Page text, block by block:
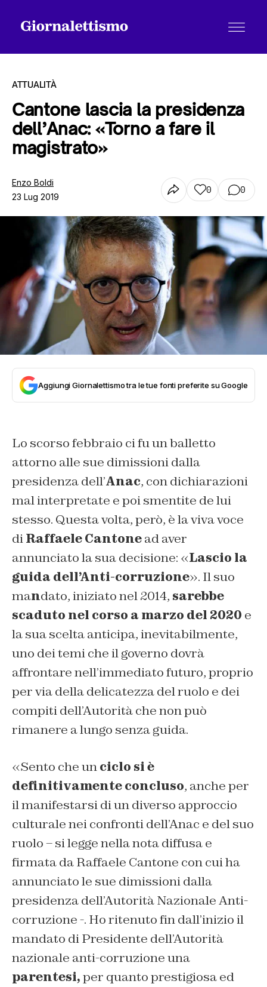
Tutti gli articoli
Chi siamo
Contatti
ATTUALITÀ
Cantone lascia la presidenza
dell’Anac: «Torno a fare il
magistrato»
Enzo Boldi
23 Lug 2019
0 0
Aggiungi Giornalettismo tra le tue fonti preferite su Google
Lo scorso febbraio ci fu un balletto
attorno alle sue dimissioni dalla
presidenza dell’Anac, con dichiarazioni
mal interpretate e poi smentite de lui
stesso. Questa volta, però, è la viva voce
diRaffaele Cantonead aver
annunciato la sua decisione: «Lascio la
guida dell’Anti-corruzione». Il suo
mandato, iniziato nel 2014, sarebbe
scaduto nel corso a marzo del 2020 e
la sua scelta anticipa, inevitabilmente,
uno dei temi che il governo dovrà
affrontare nell’immediato futuro, proprio
per via della delicatezza del ruolo e dei
compiti dell’Autorità che non può
rimanere a lungo senza guida.
«Sento che unciclo si è
definitivamente concluso, anche per
il manifestarsi di un diverso approccio
culturale nei confronti dell’Anac e del suo
ruolo – si legge nella nota diffusa e
firmata da Raffaele Cantone con cui ha
annunciato le sue dimissioni dalla
presidenza dell’Autorità Nazionale Anti-
corruzione -. Ho ritenuto fin dall’inizio il
mandato di Presidente dell’Autorità
nazionale anti-corruzione una
parentesi,per quanto prestigiosa ed